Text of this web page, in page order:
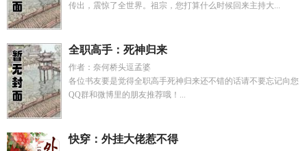
传出，震惊了全世界。祖宗，您打算什么时候回来主持大...
全职高手：死神归来
作者：奈何桥头逗孟婆
各位书友要是觉得全职高手死神归来还不错的话请不要忘记向您
QQ群和微博里的朋友推荐哦！...
快穿：外挂大佬惹不得